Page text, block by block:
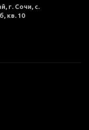
г. Сочи, с.
кв. 10